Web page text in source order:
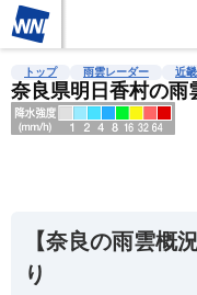
雨雲レーダー 台風情報
トップ 雨雲レーダー 近畿
奈良県明日香村の雨
【奈良の雨雲概
り